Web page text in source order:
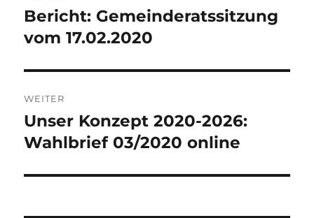
Vorheriger
Beitrag:
Bericht: Gemeinderatssitzung
vom 17.02.2020
WEITER
Nächster
Beitrag:
Unser Konzept 2020-2026:
Wahlbrief 03/2020 online